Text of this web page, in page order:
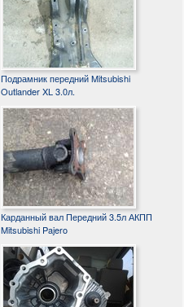
Подрамник передний Mitsubishi
Outlander XL 3.0л.
Карданный вал Передний 3.5л АКПП
Mitsubishi Pajero